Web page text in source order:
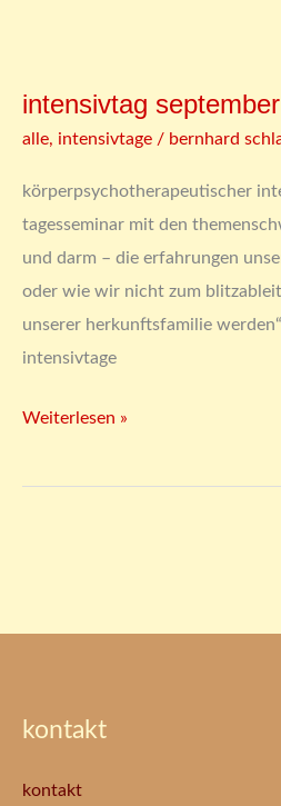
intensivtag september
alle, intensivtage / bernhard
körperpsychotherapeutischer
tagesseminar mit den
und darm – die erfahrungen
oder wie wir nicht zum
unserer herkunftsfamilie
intensivtage
Weiterlesen »
kontakt
kontakt